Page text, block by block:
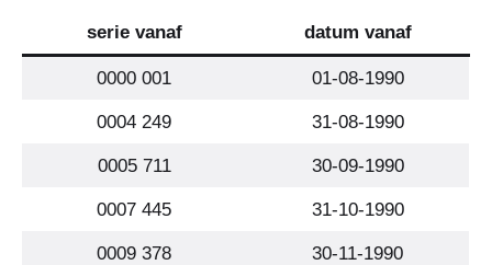
serie vanaf datum vanaf
0000 001 01-08-1990
0004 249 31-08-1990
0005 711 30-09-1990
0007 445 31-10-1990
0009 378 30-11-1990